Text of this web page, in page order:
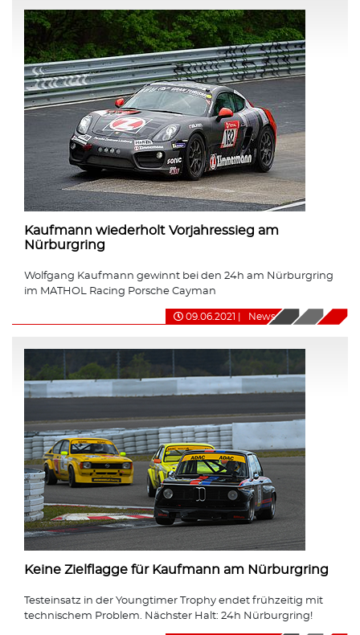
Kaufmann wiederholt Vorjahressieg am
Nürburgring
Wolfgang Kaufmann gewinnt bei den 24h am Nürburgring
im MATHOL Racing Porsche Cayman
09.06.2021 News
Keine Zielflagge für Kaufmann am Nürburgring
Testeinsatz in der Youngtimer Trophy endet frühzeitig mit
technischem Problem. Nächster Halt: 24h Nürburgring!